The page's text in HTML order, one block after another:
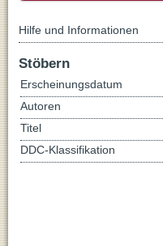
Hilfe und Informationen
Stöbern
Erscheinungsdatum
Autoren
Titel
DDC-Klassifikation